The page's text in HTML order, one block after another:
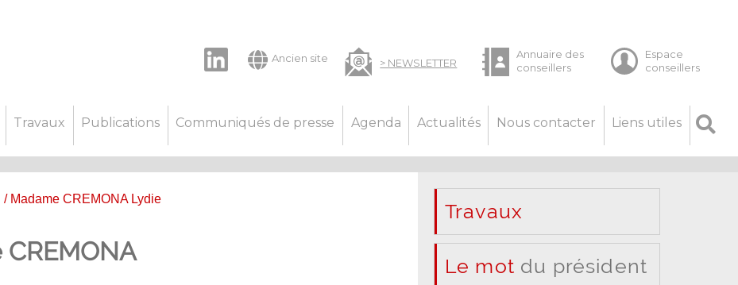
Ancien site
Travaux Publications Communiqués de presse Agenda Actualités Nous contacter Liens utiles
/ Madame CREMONA Lydie
Travaux
Le mot du président